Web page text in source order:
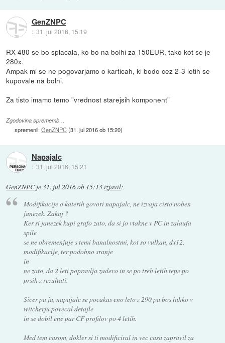
GenZNPC
::31. jul 2016, 15:19
RX 480 se bo splacala, ko bo na bolhi za 150EUR, tako kot se je
280x.
Ampak mi se ne pogovarjamo o karticah, ki bodo cez 2-3 letih se
kupovale na bolhi.
Za tisto imamo temo "vrednost starejsih komponent"
Zgodovina sprememb…
spremenil:GenZNPC(31. jul 2016 ob 15:20)
Napajalc
::31. jul 2016, 15:21
GenZNPCje31. jul 2016 ob 15:13izjavil:
Modifikacije o katerih govori napajalc, ne izvaja cisto noben
janezek. Zakaj ?
Ker si janezek kupi grafo zato, da si jo vtakne v PC in zalaufa
spile
se ne obremenjuje s temi banalnostmi, kot so vulkan, dx12,
modifikacije, ter podobno sranje
in
ne zato, da 2 leti popravlja zadevo in se po treh letih tepe po
prsih z rezultati.
Sicer pa ja, napajalc se pocakas eno leto z 290 pa bos lahko v
witcherju povecal detajle
in se dobil ene par CF profilov po 4 letih.
Med tem casom, dokler si ti modificiral in vec casa zapravil za